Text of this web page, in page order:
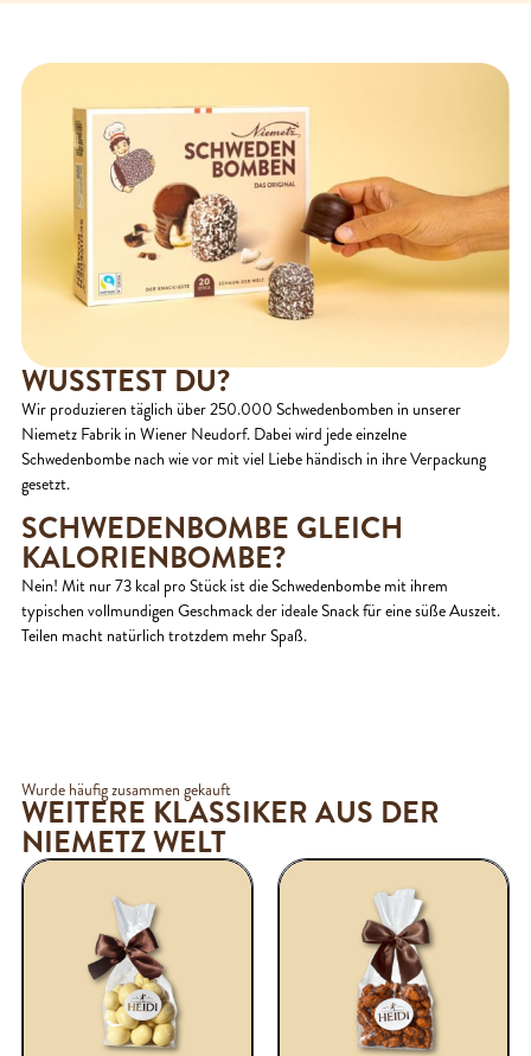
WUSSTEST DU?
Wir produzieren täglich über 250.000 Schwedenbomben in unserer
Niemetz Fabrik in Wiener Neudorf. Dabei wird jede einzelne
Schwedenbombe nach wie vor mit viel Liebe händisch in ihre Verpackung
gesetzt.
SCHWEDENBOMBE GLEICH
KALORIENBOMBE?
Nein! Mit nur 73 kcal pro Stück ist die Schwedenbombe mit ihrem
typischen vollmundigen Geschmack der ideale Snack für eine süße Auszeit.
Teilen macht natürlich trotzdem mehr Spaß.
Wurde häufig zusammen gekauft
WEITERE KLASSIKER AUS DER
NIEMETZ WELT